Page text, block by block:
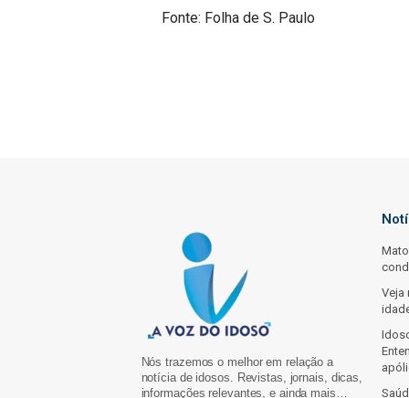
Fonte: Folha de S. Paulo
Nós trazemos o melhor em relação a
notícia de idosos. Revistas, jornais, dicas,
informações relevantes, e ainda mais…
Veja